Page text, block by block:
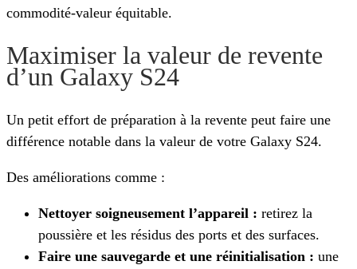
commodité-valeur équitable.
Maximiser la valeur de revente
d’un Galaxy S24
Un petit effort de préparation à la revente peut faire une
différence notable dans la valeur de votre Galaxy S24.
Des améliorations comme :
Nettoyer soigneusement l’appareil : retirez la
poussière et les résidus des ports et des surfaces.
Faire une sauvegarde et une réinitialisation : une